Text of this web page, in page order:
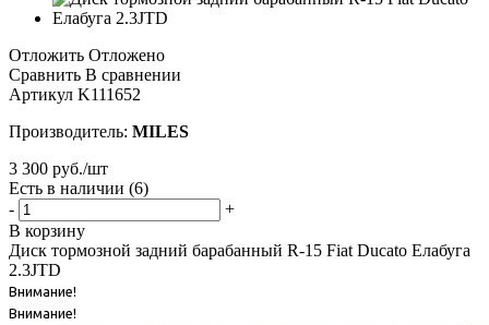
Отложить Отложено
Сравнить В сравнении
Артикул K111652
Производитель: MILES
3 300 руб./шт
Есть в наличии (6)
-
+
В корзину
Диск тормозной задний барабанный R-15 Fiat Ducato Елабуга
2.3JTD
Внимание!
Внимание!